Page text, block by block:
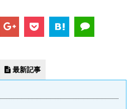
最新記事